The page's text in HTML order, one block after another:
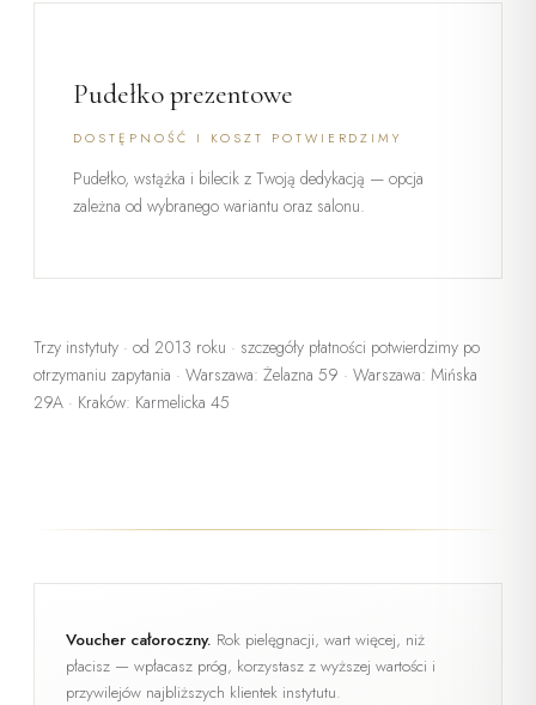
Pudełko prezentowe
DOSTĘPNOŚĆ I KOSZT POTWIERDZIMY
Pudełko, wstążka i bilecik z Twoją dedykacją — opcja
zależna od wybranego wariantu oraz salonu.
Trzy instytuty · od 2013 roku · szczegóły płatności potwierdzimy po
otrzymaniu zapytania · Warszawa: Żelazna 59 · Warszawa: Mińska
29A · Kraków: Karmelicka 45
Voucher całoroczny. Rok pielęgnacji, wart więcej, niż
płacisz — wpłacasz próg, korzystasz z wyższej wartości i
przywilejów najbliższych klientek instytutu.